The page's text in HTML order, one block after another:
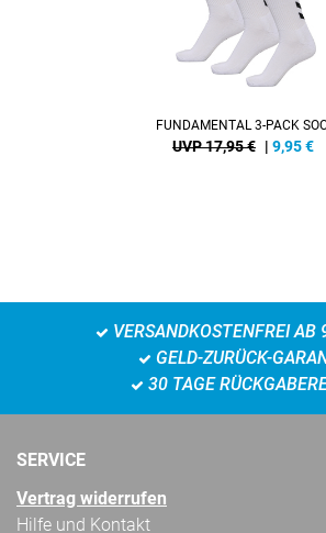
FUNDAMENTAL 3-PACK
UVP 17,95 € | 9,95€
VERSANDKOSTENFREI AB
GELD-ZURÜCK-
30 TAGE
SERVICE
Vertrag widerrufen
Hilfe und Kontakt